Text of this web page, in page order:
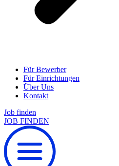
Für Bewerber
Für Einrichtungen
Über Uns
Kontakt
Job finden
JOB FINDEN